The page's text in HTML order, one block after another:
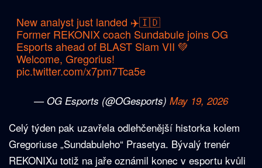
New analyst just landed ✈️🇮🇩
Former REKONIX coach Sundabule joins OG
Esports ahead of BLAST Slam VII 💚
Welcome, Gregorius!
pic.twitter.com/x7pm7Tca5e
— OG Esports (@OGesports) May 19, 2026
Celý týden pak uzavřela odlehčenější historka kolem
Gregoriuse „Sundabuleho“ Prasetya. Bývalý trenér
REKONIXu totiž na jaře oznámil konec v esportu kvůli